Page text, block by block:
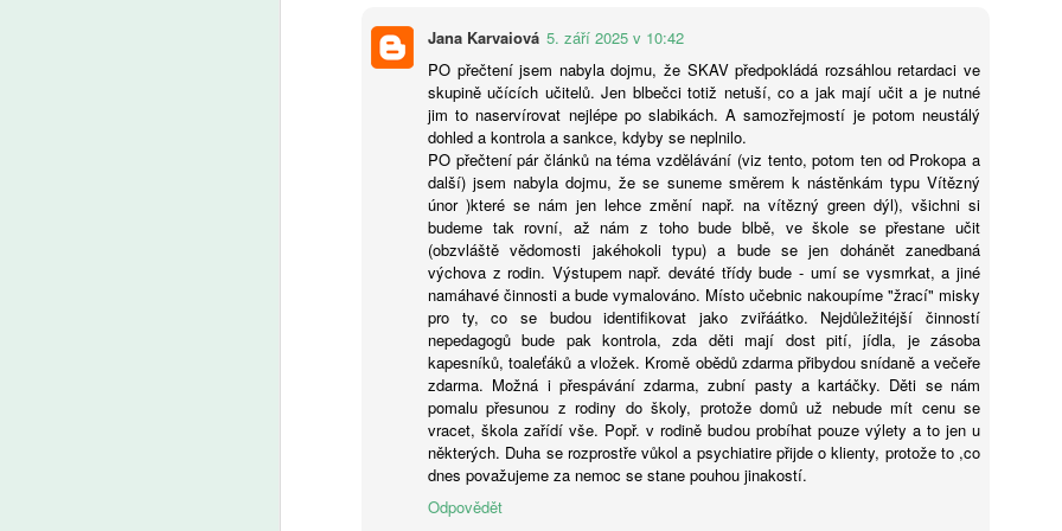
Jana Karvaiová 5. září 2025 v 10:42
PO přečtení jsem nabyla dojmu, že SKAV předpokládá rozsáhlou retardaci ve
skupině učících učitelů. Jen blbečci totiž netuší, co a jak mají učit a je nutné
jim to naservírovat nejlépe po slabikách. A samozřejmostí je potom neustálý
dohled a kontrola a sankce, kdyby se neplnilo.
PO přečtení pár článků na téma vzdělávání (viz tento, potom ten od Prokopa a
další) jsem nabyla dojmu, že se suneme směrem k nástěnkám typu Vítězný
únor )které se nám jen lehce změní např. na vítězný green dýl), všichni si
budeme tak rovní, až nám z toho bude blbě, ve škole se přestane učit
(obzvláště vědomosti jakéhokoli typu) a bude se jen dohánět zanedbaná
výchova z rodin. Výstupem např. deváté třídy bude - umí se vysmrkat, a jiné
namáhavé činnosti a bude vymalováno. Místo učebnic nakoupíme "žrací" misky
pro ty, co se budou identifikovat jako zviřáátko. Nejdůležitéjší činností
nepedagogů bude pak kontrola, zda děti mají dost pití, jídla, je zásoba
kapesníků, toaleťáků a vložek. Kromě obědů zdarma přibydou snídaně a večeře
zdarma. Možná i přespávání zdarma, zubní pasty a kartáčky. Děti se nám
pomalu přesunou z rodiny do školy, protože domů už nebude mít cenu se
vracet, škola zařídí vše. Popř. v rodině budou probíhat pouze výlety a to jen u
některých. Duha se rozprostře vůkol a psychiatire přijde o klienty, protože to ,co
dnes považujeme za nemoc se stane pouhou jinakostí.
Odpovědět
AUG
Ondřej Šteffl: Slepá místa, 4. část, Kdy bychom se
měli bát o své děti
Červenec, půl jedenácté večer. Novákovi vyjíždějí do Chorvatska.
Týden předtím četla máma o útoku nožem v jednom evropském městě.
Od té doby si po večerech pročítala diskuse, jestli je „tam dole"
bezpečno a kudy radši nechodit. Klárka mezitím viděla video
o žralocích ve Středozemním moři a ptala se, jestli jsou i v Jadranu.
Jsou.
AUG
3
Markéta Hronová: Místo „školky“ služby pro seniory?
Dětské skupiny bojují s poklesem porodnosti a hledají
nové poslání. Má to ale háčky
Deset let pomáhala platforma Vše pro dětské skupiny se zakládáním
a provozováním soukromých „školek“. Jenže rapidní pokles porodnosti
způsobil, že řada i nově vzniklých dětských skupin najednou nemá dost
dětí nebo je boj o každé obsazené místo brzy čeká. Oproti tomu
seniorů bude rapidně přibývat – proto platforma zakládá nový projekt